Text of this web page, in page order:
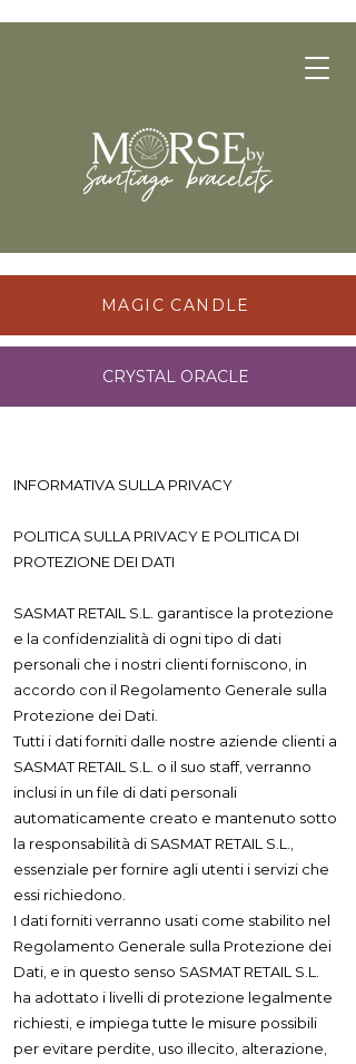
MAGIC CANDLE
CRYSTAL ORACLE
INFORMATIVA SULLA PRIVACY
POLITICA SULLA PRIVACY E POLITICA DI
PROTEZIONE DEI DATI
SASMAT RETAIL S.L. garantisce la protezione
e la confidenzialità di ogni tipo di dati
personali che i nostri clienti forniscono, in
accordo con il Regolamento Generale sulla
Protezione dei Dati.
Tutti i dati forniti dalle nostre aziende clienti a
SASMAT RETAIL S.L. o il suo staff, verranno
inclusi in un file di dati personali
automaticamente creato e mantenuto sotto
la responsabilità di SASMAT RETAIL S.L.,
essenziale per fornire agli utenti i servizi che
essi richiedono.
I dati forniti verranno usati come stabilito nel
Regolamento Generale sulla Protezione dei
Dati, e in questo senso SASMAT RETAIL S.L.
ha adottato i livelli di protezione legalmente
richiesti, e impiega tutte le misure possibili
per evitare perdite, uso illecito, alterazione,